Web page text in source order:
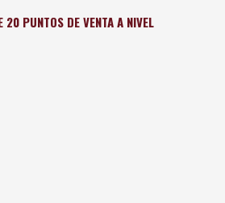
20 PUNTOS DE VENTA A NIVEL